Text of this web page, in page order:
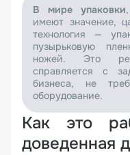
В мире упаковки
имеют значение,
технология —
пузырьковую
ножей. Это
справляется с
бизнеса, не
оборудование.
Как это
доведенная